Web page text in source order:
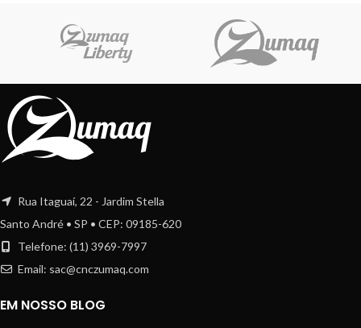
Rua Itaguaí, 22 - Jardim Stella
Santo André • SP • CEP: 09185-620
Telefone: (11) 3969-7997
Email: sac@cnczumaq.com
EM NOSSO BLOG